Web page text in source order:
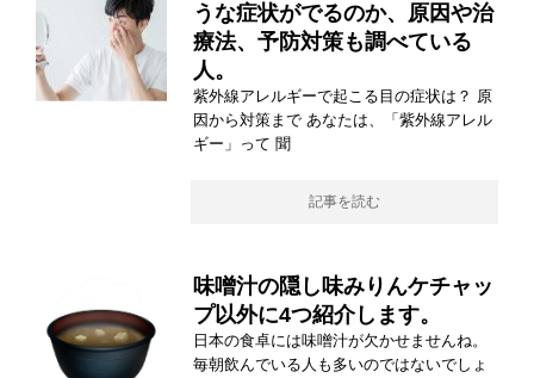
うな症状がでるのか、原因や治
療法、予防対策も調べている
人。
紫外線アレルギーで起こる目の症状は？ 原
因から対策まで あなたは、「紫外線アレル
ギー」って 聞
記事を読む
味噌汁の隠し味みりんケチャッ
プ以外に4つ紹介します。
日本の食卓には味噌汁が欠かせませんね。
毎朝飲んでいる人も多いのではないでしょ